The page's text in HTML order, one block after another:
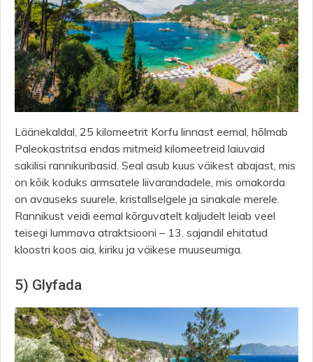
Läänekaldal, 25 kilomeetrit Korfu linnast eemal, hõlmab
Paleokastritsa endas mitmeid kilomeetreid laiuvaid
sakilisi rannikuribasid. Seal asub kuus väikest abajast, mis
on kõik koduks armsatele liivarandadele, mis omakorda
on avauseks suurele, kristallselgele ja sinakale merele.
Rannikust veidi eemal kõrguvatelt kaljudelt leiab veel
teisegi lummava atraktsiooni – 13. sajandil ehitatud
kloostri koos aia, kiriku ja väikese muuseumiga.
5) Glyfada